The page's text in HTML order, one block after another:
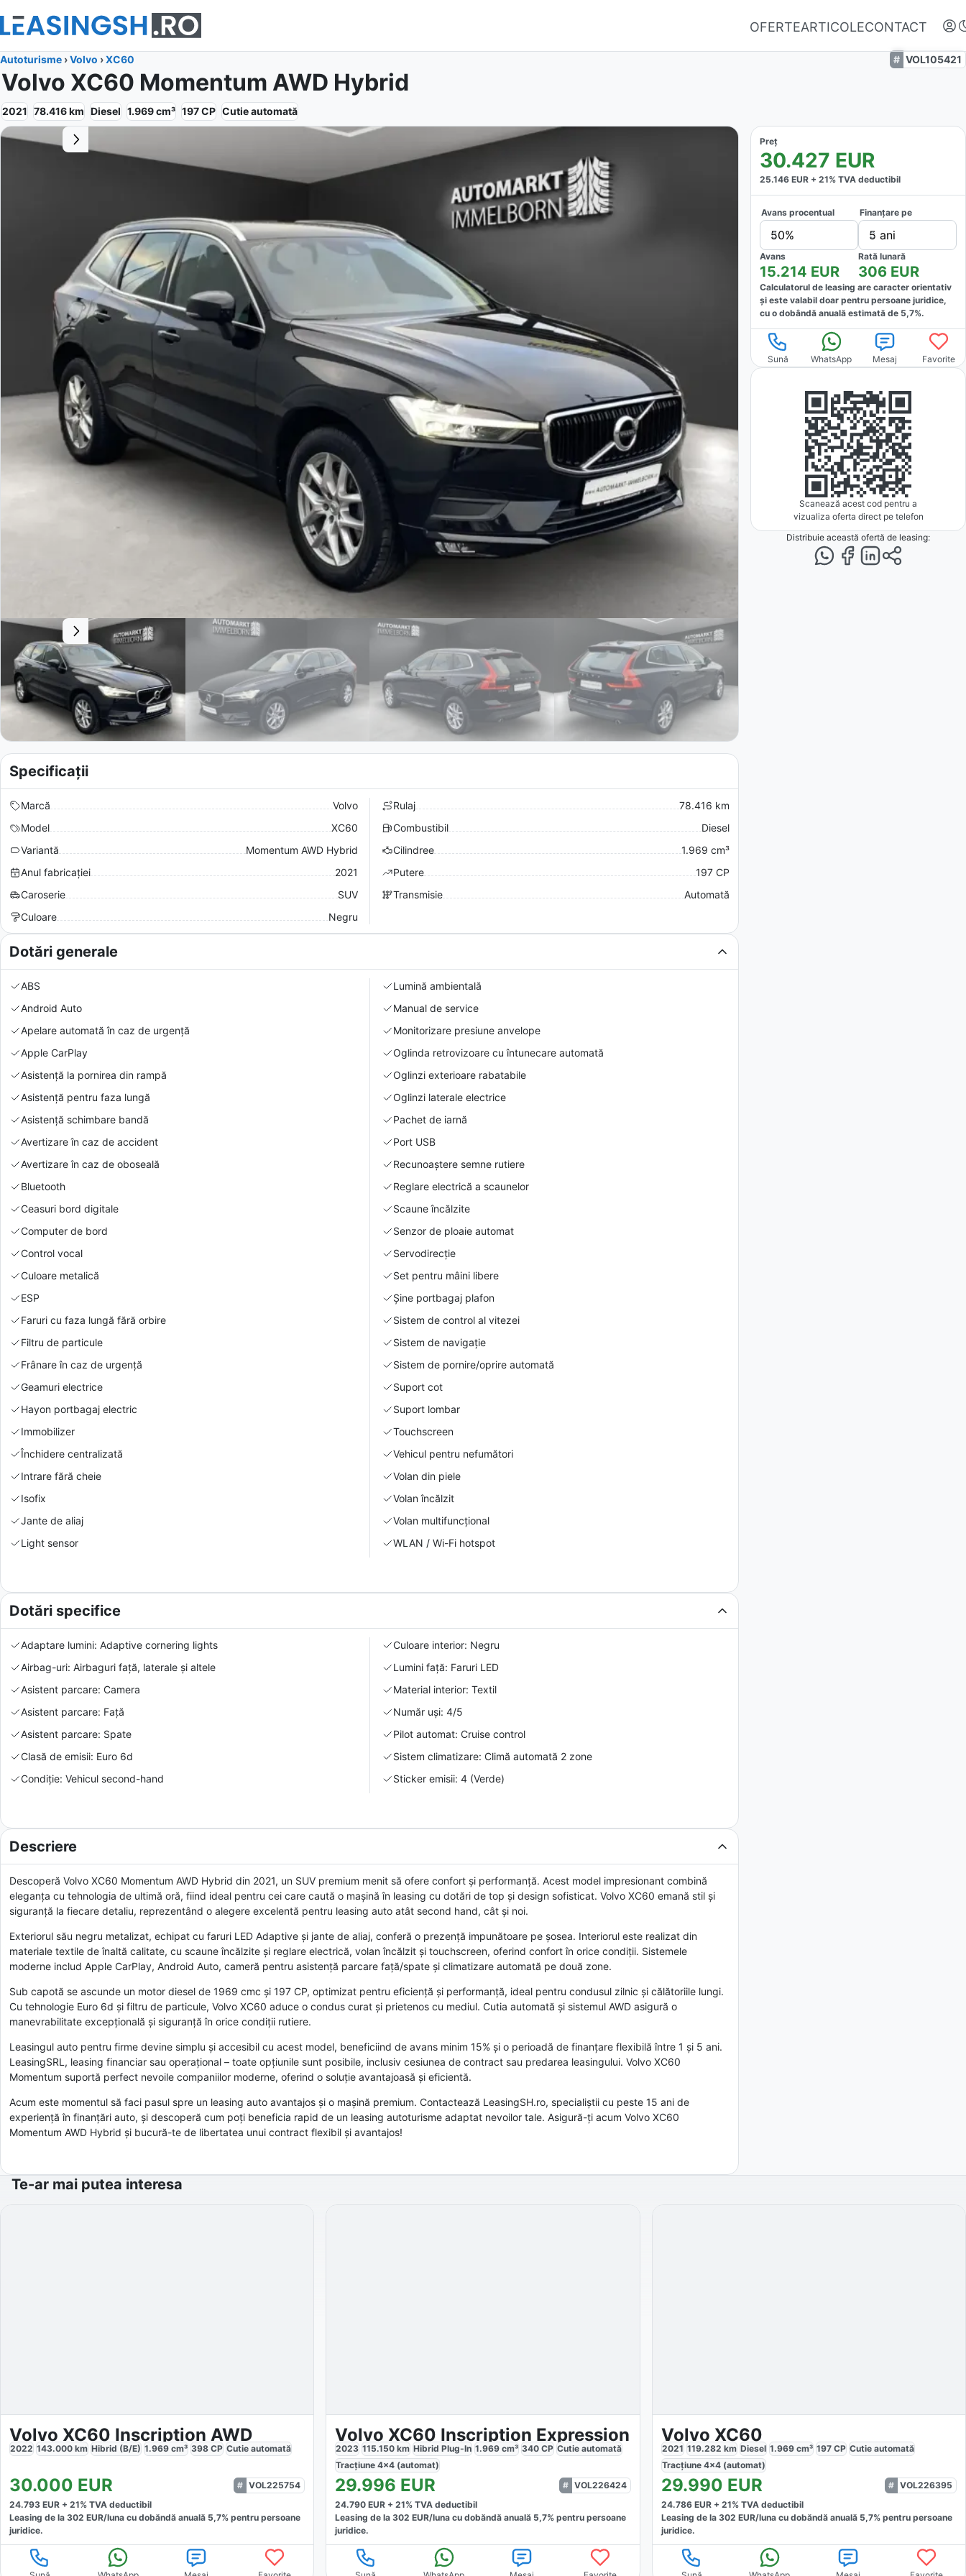
OFERTEARTICOLECONTACT
Autentifică-te
Nu ai oferte favorite
Autoturisme ›Volvo ›XC60 VOL105421
Volvo XC60 Momentum AWD Hybrid
2021 78.416km Diesel 1.969cm³ 197CP Cutieautomată
Preț
30.427 EUR
25.146 EUR + 21% TVA deductibil
Avans procentual
50%
Finanțare pe
5 ani
Avans
15.214 EUR
Rată lunară
306 EUR
Calculatorul de leasing are caracter orientativ
și este valabil doar pentru persoane juridice,
cu o dobândă anuală estimată de 5,7%.
Sună WhatsApp Mesaj Favorite
Scanează acest cod pentru a
vizualiza oferta direct pe telefon
Distribuie această ofertă de leasing:
Specificații
Marcă
Volvo
Model
XC60
Variantă
Momentum AWD Hybrid
Anul fabricației
2021
Caroserie
SUV
Culoare
Negru
Rulaj
78.416 km
Combustibil
Diesel
Cilindree
1.969 cm³
Putere
197 CP
Transmisie
Automată
Dotări generale
ABS
Android Auto
Apelare automată în caz de urgență
Apple CarPlay
Asistență la pornirea din rampă
Asistență pentru faza lungă
Asistență schimbare bandă
Avertizare în caz de accident
Avertizare în caz de oboseală
Bluetooth
Ceasuri bord digitale
Computer de bord
Control vocal
Culoare metalică
ESP
Faruri cu faza lungă fără orbire
Filtru de particule
Frânare în caz de urgență
Geamuri electrice
Hayon portbagaj electric
Immobilizer
Închidere centralizată
Intrare fără cheie
Isofix
Jante de aliaj
Light sensor
Lumină ambientală
Manual de service
Monitorizare presiune anvelope
Oglinda retrovizoare cu întunecare automată
Oglinzi exterioare rabatabile
Oglinzi laterale electrice
Pachet de iarnă
Port USB
Recunoaștere semne rutiere
Reglare electrică a scaunelor
Scaune încălzite
Senzor de ploaie automat
Servodirecție
Set pentru mâini libere
Şine portbagaj plafon
Sistem de control al vitezei
Sistem de navigație
Sistem de pornire/oprire automată
Suport cot
Suport lombar
Touchscreen
Vehicul pentru nefumători
Volan din piele
Volan încălzit
Volan multifuncțional
WLAN / Wi-Fi hotspot
Dotări specifice
Adaptare lumini: Adaptive cornering lights
Airbag-uri: Airbaguri față, laterale și altele
Asistent parcare: Camera
Asistent parcare: Față
Asistent parcare: Spate
Clasă de emisii: Euro 6d
Condiție: Vehicul second-hand
Culoare interior: Negru
Lumini față: Faruri LED
Material interior: Textil
Număr uși: 4/5
Pilot automat: Cruise control
Sistem climatizare: Climă automată 2 zone
Sticker emisii: 4 (Verde)
Descriere
Descoperă Volvo XC60 Momentum AWD Hybrid din 2021, un SUV premium menit să ofere confort și performanță. Acest model impresionant combină
eleganța cu tehnologia de ultimă oră, fiind ideal pentru cei care caută o mașină în leasing cu dotări de top și design sofisticat. Volvo XC60 emană stil și
siguranță la fiecare detaliu, reprezentând o alegere excelentă pentru leasing auto atât second hand, cât și noi.
Exteriorul său negru metalizat, echipat cu faruri LED Adaptive și jante de aliaj, conferă o prezență impunătoare pe șosea. Interiorul este realizat din
materiale textile de înaltă calitate, cu scaune încălzite și reglare electrică, volan încălzit și touchscreen, oferind confort în orice condiții. Sistemele
moderne includ Apple CarPlay, Android Auto, cameră pentru asistență parcare față/spate și climatizare automată pe două zone.
Sub capotă se ascunde un motor diesel de 1969 cmc și 197 CP, optimizat pentru eficiență și performanță, ideal pentru condusul zilnic și călătoriile lungi.
Cu tehnologie Euro 6d și filtru de particule, Volvo XC60 aduce o condus curat și prietenos cu mediul. Cutia automată și sistemul AWD asigură o
manevrabilitate excepțională și siguranță în orice condiții rutiere.
Leasingul auto pentru firme devine simplu și accesibil cu acest model, beneficiind de avans minim 15% și o perioadă de finanțare flexibilă între 1 și 5 ani.
LeasingSRL, leasing financiar sau operațional – toate opțiunile sunt posibile, inclusiv cesiunea de contract sau predarea leasingului. Volvo XC60
Momentum suportă perfect nevoile companiilor moderne, oferind o soluție avantajoasă și eficientă.
Acum este momentul să faci pasul spre un leasing auto avantajos și o mașină premium. Contactează LeasingSH.ro, specialiștii cu peste 15 ani de
experiență în finanțări auto, și descoperă cum poți beneficia rapid de un leasing autoturisme adaptat nevoilor tale. Asigură-ți acum Volvo XC60
Momentum AWD Hybrid și bucură-te de libertatea unui contract flexibil și avantajos!
Te-ar mai putea interesa
Volvo XC60 Inscription AWD
2022 143.000 km Hibrid (B/E) 1.969 cm³ 398 CP Cutie automată
30.000 EUR
VOL225754
24.793 EUR + 21% TVA deductibil
Leasing de la 302 EUR/luna cu dobăndă anuală 5,7% pentru persoane
juridice.
Volvo XC60 Inscription Expression
2023 115.150 km Hibrid Plug-In 1.969 cm³ 340 CP Cutieautomată
Tracțiune4x4 (automat)
29.996 EUR
VOL226424
24.790 EUR +21% TVA deductibil
Leasing de la302 EUR/luna cu dobăndă anuală 5,7% pentru persoane
juridice.
Volvo XC60
2021 119.282 km Diesel 1.969cm³ 197CP Cutie automată
Tracțiune 4x4 (automat)
29.990 EUR
VOL226395
24.786EUR + 21% TVA deductibil
Leasing de la 302 EUR/lunacu dobăndă anuală 5,7% pentru persoane
juridice.